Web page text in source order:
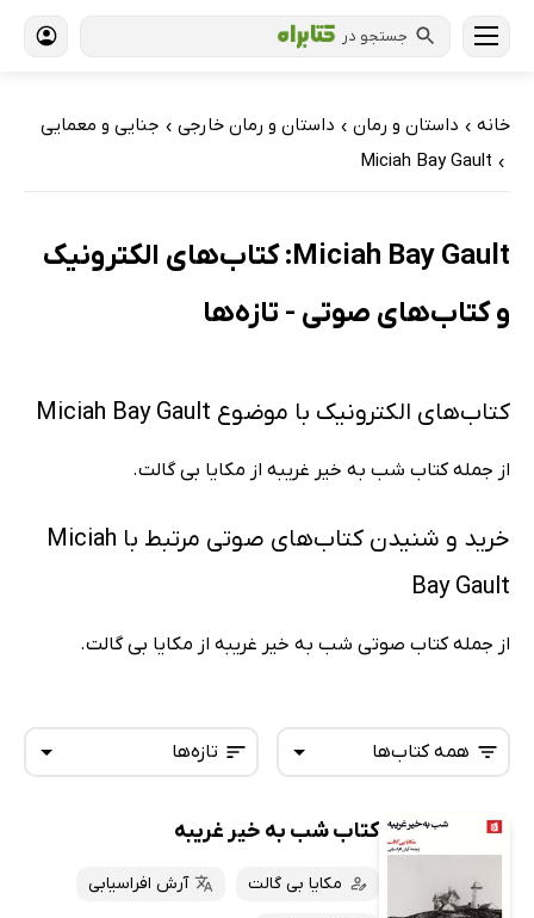
جستجو در
خانه › داستان و رمان › داستان و رمان خارجی › جنایی و معمایی
›
Miciah Bay Gault
Miciah Bay Gault: کتاب‌های الکترونیک
و کتاب‌های صوتی - تازه‌ها
کتاب‌های الکترونیک با موضوع Miciah Bay Gault
از جمله کتاب شب‌ به خیر غریبه از مکایا بی گالت.
خرید و شنیدن کتاب‌های صوتی مرتبط با Miciah
Bay Gault
از جمله کتاب صوتی شب به خیر غریبه از مکایا بی گالت.
تازه‌ها
تازه‌ها
داغ‌ترین‌ها
همه کتاب‌ها
همه کتاب‌ها
کتاب‌های صوتی
کتاب شب‌ به خیر غریبه
مکایا بی گالت آرش افراسیابی